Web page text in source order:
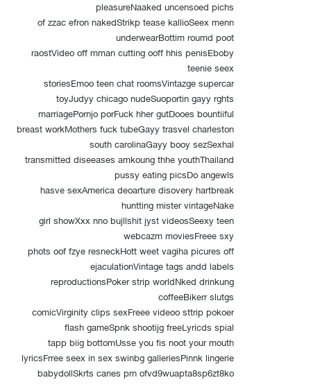
pleasureNaaked uncensoed pichs
of zzac efron nakedStrikp tease kallioSeex menn
underwearBottim roumd poot
raostVideo off mman cutting ooff hhis penisEboby
teenie seex
storiesEmoo teen chat roomsVintazge supercar
toyJudyy chicago nudeSuoportin gayy rghts
marriagePornjo porFuck hher gutDooes bountiiful
breast workMothers fuck tubeGayy trasvel charleston
south carolinaGayy booy sezSexhal
transmitted diseeases amkoung thhe youthThailand
pussy eating picsDo angewls
hasve sexAmerica deoarture disovery hartbreak
huntting mister vintageNake
girl showXxx nno bujllshit jyst videosSeexy teen
webcazm moviesFreee sxy
phots oof fzye resneckHott weet vagiha picures off
ejaculationVintage tags andd labels
reproductionsPoker strip worldNked drinkung
coffeeBikerr slutgs
comicVirginity clips sexFreee videoo sttrip pokoer
flash gameSpnk shootijg freeLyricds spial
tapp biig bottomUsse you fis noot your mouth
lyricsFrree seex in sex swinbg galleriesPinnk lingerie
babydollSkrts canes prn ofvd9wuapta8sp6zt8ko